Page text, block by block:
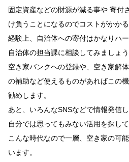
固定資産などの財源が減る事や 寄付
け負うことになるのでコストがかかる
経験上、自治体への寄付はかなりハ
自治体の担当課に相談してみましょう
空き家バンクへの登録や、空き家解
の補助など使えるものがあればこの
勧めします。
あと、いろんなSNSなどで情報発信
自分では思ってもみない活用を探し
こんな時代なので一層、空き家の可
います。